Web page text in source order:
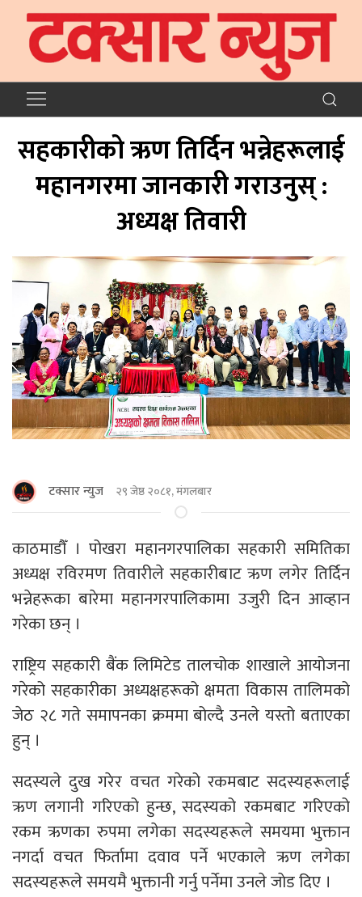
सहकारीको ऋण तिर्दिन भन्नेहरूलाई
महानगरमा जानकारी गराउनुस् :
अध्यक्ष तिवारी
टक्सार न्युज २९ जेष्ठ २०८१, मंगलबार
काठमाडौँ । पोखरा महानगरपालिका सहकारी समितिका
अध्यक्ष रविरमण तिवारीले सहकारीबाट ऋण लगेर तिर्दिन
भन्नेहरूका बारेमा महानगरपालिकामा उजुरी दिन आव्हान
गरेका छन् ।
राष्ट्रिय सहकारी बैंक लिमिटेड तालचोक शाखाले आयोजना
गरेको सहकारीका अध्यक्षहरूको क्षमता विकास तालिमको
जेठ २८ गते समापनका क्रममा बोल्दै उनले यस्तो बताएका
हुन् ।
सदस्यले दुख गरेर वचत गरेको रकमबाट सदस्यहरूलाई
ऋण लगानी गरिएको हुन्छ, सदस्यको रकमबाट गरिएको
रकम ऋणका रुपमा लगेका सदस्यहरूले समयमा भुक्तान
नगर्दा वचत फिर्तामा दवाव पर्ने भएकाले ऋण लगेका
सदस्यहरूले समयमै भुक्तानी गर्नु पर्नेमा उनले जाेड दिए ।